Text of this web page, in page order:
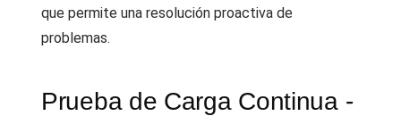
que permite una resolución proactiva de
problemas.
Prueba de Carga Continua -